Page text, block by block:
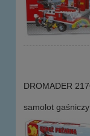
DROMADER
samolot